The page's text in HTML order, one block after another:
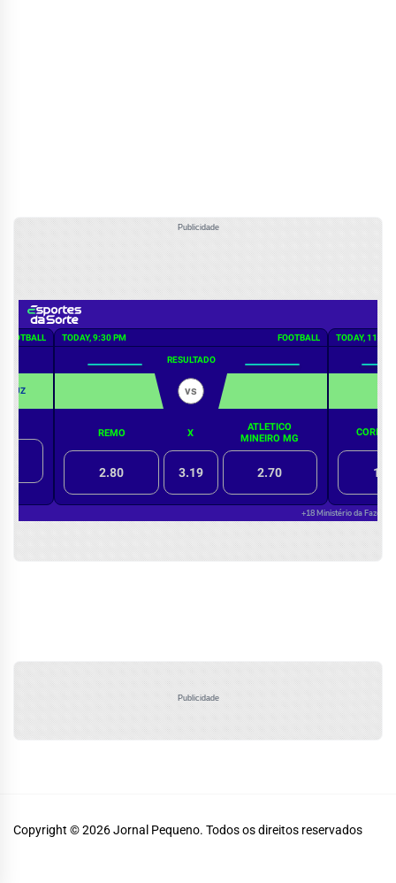
Publicidade
Publicidade
Copyright © 2026Jornal Pequeno. Todos os direitos reservados